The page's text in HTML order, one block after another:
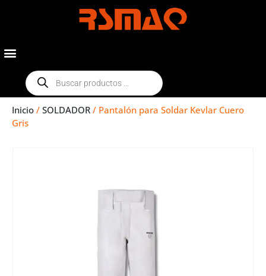
Inicio / SOLDADOR / Pantalón para Soldar Kevlar Cuero
Gris